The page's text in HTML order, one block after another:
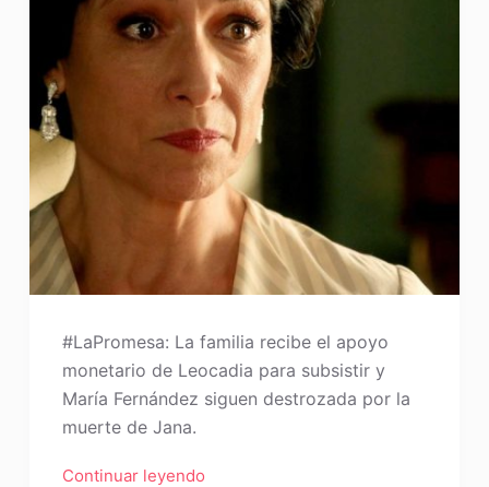
#LaPromesa: La familia recibe el apoyo
monetario de Leocadia para subsistir y
María Fernández siguen destrozada por la
muerte de Jana.
Continuar leyendo